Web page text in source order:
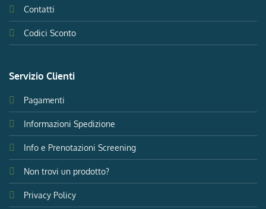
Contatti
Codici Sconto
Servizio Clienti
Pagamenti
Informazioni Spedizione
Info e Prenotazioni Screening
Non trovi un prodotto?
Privacy Policy